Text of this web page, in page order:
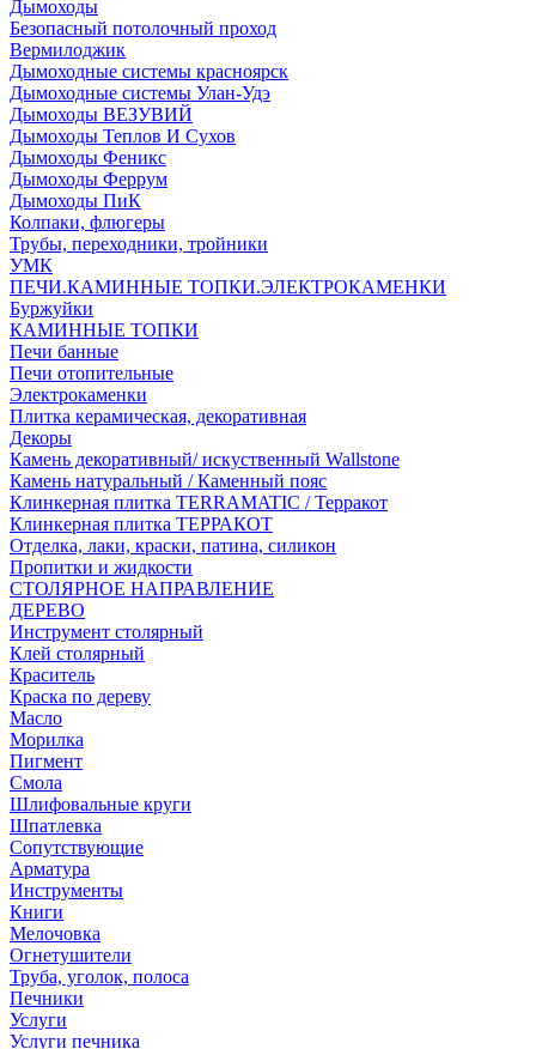
Дымоходы
Безопасный потолочный проход
Вермилоджик
Дымоходные системы красноярск
Дымоходные системы Улан-Удэ
Дымоходы ВЕЗУВИЙ
Дымоходы Теплов И Сухов
Дымоходы Феникс
Дымоходы Феррум
Дымоходы ПиК
Колпаки, флюгеры
Трубы, переходники, тройники
УМК
ПЕЧИ.КАМИННЫЕ ТОПКИ.ЭЛЕКТРОКАМЕНКИ
Буржуйки
КАМИННЫЕ ТОПКИ
Печи банные
Печи отопительные
Электрокаменки
Плитка керамическая, декоративная
Декоры
Камень декоративный/ искуственный Wallstone
Камень натуральный / Каменный пояс
Клинкерная плитка TERRAMATIC / Терракот
Клинкерная плитка ТЕРРАКОТ
Отделка, лаки, краски, патина, силикон
Пропитки и жидкости
СТОЛЯРНОЕ НАПРАВЛЕНИЕ
ДЕРЕВО
Инструмент столярный
Клей столярный
Краситель
Краска по дереву
Масло
Морилка
Пигмент
Смола
Шлифовальные круги
Шпатлевка
Сопутствующие
Арматура
Инструменты
Книги
Мелочовка
Огнетушители
Труба, уголок, полоса
Печники
Услуги
Услуги печника